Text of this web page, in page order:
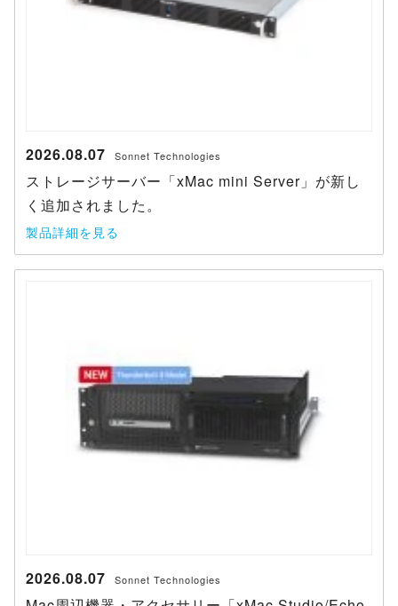
2026.08.07 Sonnet Technologies
ストレージサーバー「xMac mini Server」が新し
く追加されました。
製品詳細を見る
2026.08.07 Sonnet Technologies